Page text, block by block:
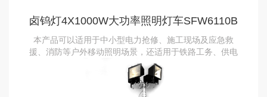
卤钨灯4X1000W大功率照明灯车SFW6110B
本产品可以适用于中小型电力抢修、施工现场及应急救
援、消防等户外移动照明场景，还适用于铁路工务、供电
抢修等应急照明场景。